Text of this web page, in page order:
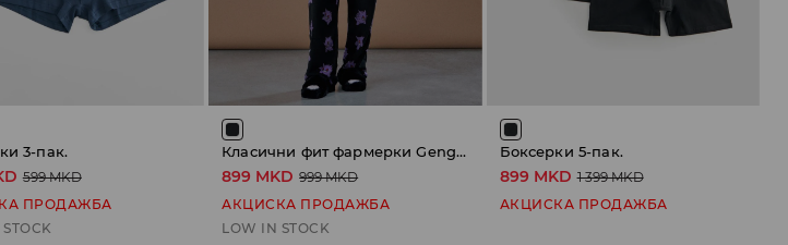
3-пак.
599 MKD
ПРОДАЖБА
Класични фит фармерки Gengar
899 MKD 999 MKD
АКЦИСКА ПРОДАЖБА
LOW IN STOCK
Боксерки 5-пак.
899 MKD 1 399 MKD
АКЦИСКА ПРОДАЖБА